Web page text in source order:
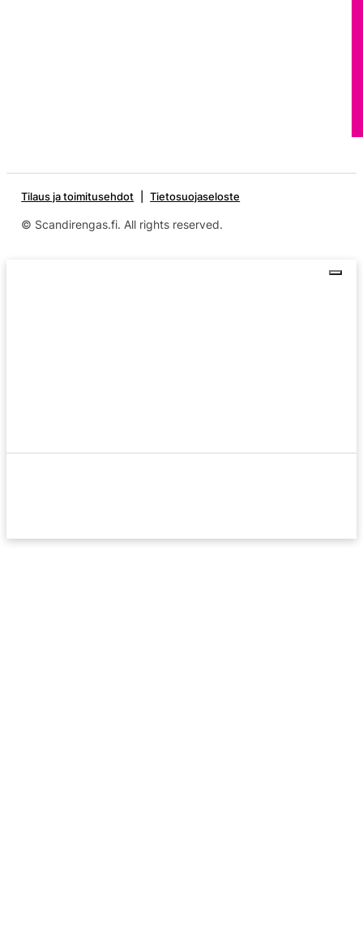
Tilaus ja toimitusehdot Tietosuojaseloste
© Scandirengas.fi. All rights reserved.